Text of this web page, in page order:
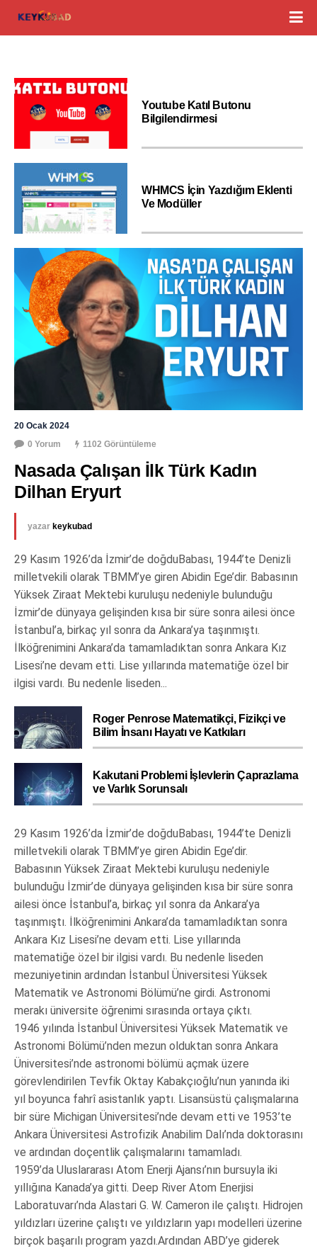
Youtube Katıl Butonu
Bilgilendirmesi
WHMCS İçin Yazdığım Eklenti
Ve Modüller
20 Ocak 2024
0 Yorum
1102 Görüntüleme
Nasada Çalışan İlk Türk Kadın
Dilhan Eryurt
yazar keykubad
29 Kasım 1926’da İzmir’de doğduBabası, 1944’te Denizli
milletvekili olarak TBMM’ye giren Abidin Ege’dir. Babasının
Yüksek Ziraat Mektebi kuruluşu nedeniyle bulunduğu
İzmir’de dünyaya gelişinden kısa bir süre sonra ailesi önce
İstanbul’a, birkaç yıl sonra da Ankara’ya taşınmıştı.
İlköğrenimini Ankara’da tamamladıktan sonra Ankara Kız
Lisesi’ne devam etti. Lise yıllarında matematiğe özel bir
ilgisi vardı. Bu nedenle liseden...
Roger Penrose Matematikçi, Fizikçi ve
Bilim İnsanı Hayatı ve Katkıları
Kakutani Problemi İşlevlerin Çaprazlama
ve Varlık Sorunsalı
29 Kasım 1926’da İzmir’de doğduBabası, 1944’te Denizli
milletvekili olarak TBMM’ye giren Abidin Ege’dir.
Babasının Yüksek Ziraat Mektebi kuruluşu nedeniyle
bulunduğu İzmir’de dünyaya gelişinden kısa bir süre sonra
ailesi önce İstanbul’a, birkaç yıl sonra da Ankara’ya
taşınmıştı. İlköğrenimini Ankara’da tamamladıktan sonra
Ankara Kız Lisesi’ne devam etti. Lise yıllarında
matematiğe özel bir ilgisi vardı. Bu nedenle liseden
mezuniyetinin ardından İstanbul Üniversitesi Yüksek
Matematik ve Astronomi Bölümü’ne girdi. Astronomi
merakı üniversite öğrenimi sırasında ortaya çıktı.
1946 yılında İstanbul Üniversitesi Yüksek Matematik ve
Astronomi Bölümü’nden mezun olduktan sonra Ankara
Üniversitesi’nde astronomi bölümü açmak üzere
görevlendirilen Tevfik Oktay Kabakçıoğlu’nun yanında iki
yıl boyunca fahrî asistanlık yaptı. Lisansüstü çalışmalarına
bir süre Michigan Üniversitesi’nde devam etti ve 1953’te
Ankara Üniversitesi Astrofizik Anabilim Dalı’nda doktorasını
ve ardından doçentlik çalışmalarını tamamladı.
1959’da Uluslararası Atom Enerji Ajansı’nın bursuyla iki
yıllığına Kanada’ya gitti. Deep River Atom Enerjisi
Laboratuvarı’nda Alastari G. W. Cameron ile çalıştı. Hidrojen
yıldızları üzerine çalıştı ve yıldızların yapı modelleri üzerine
birçok başarılı program yazdı.Ardından ABD’ye giderek